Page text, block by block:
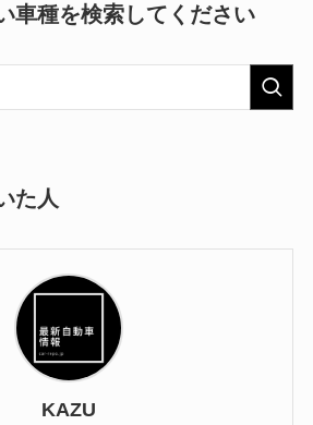
車種を検索してください
た人
KAZU